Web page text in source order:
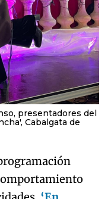
presentadores del
Cabalgata de